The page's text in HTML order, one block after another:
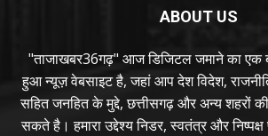
ABOUT US
"ताजाखबर36गढ़" आज डिजिटल जमाने का एक
हुआ न्यूज़ वेबसाइट है, जहां आप देश विदेश,
सहित जनहित के मुद्दे, छत्तीसगढ़ और अन्य शहरों
सकते है। हमारा उद्देश्य निडर, स्वतंत्र और